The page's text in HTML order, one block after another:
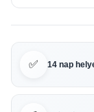
✅ 14 nap